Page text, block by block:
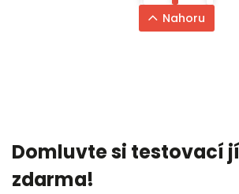
Nahoru
Domluvte si testovací
zdarma!